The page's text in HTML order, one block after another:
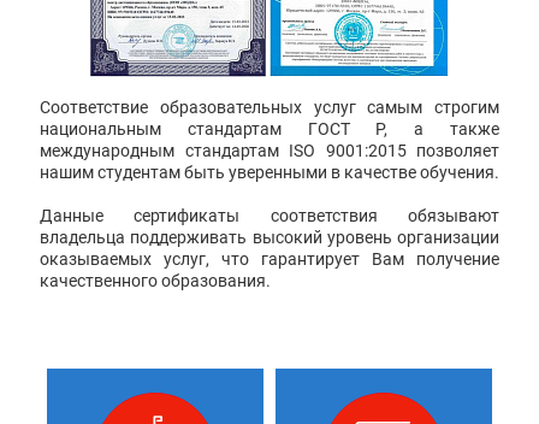
Соответствие образовательных услуг самым строгим
национальным стандартам ГОСТ Р, а также
международным стандартам ISO 9001:2015 позволяет
нашим студентам быть уверенными в качестве обучения.
Данные сертификаты соответствия обязывают
владельца поддерживать высокий уровень организации
оказываемых услуг, что гарантирует Вам получение
качественного образования.